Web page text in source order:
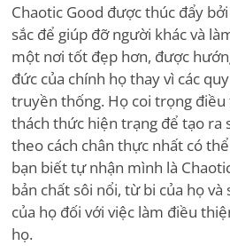
Chaotic Good được thúc đẩy
sắc để giúp đỡ người khác và
một nơi tốt đẹp hơn, được
đức của chính họ thay vì các
truyền thống. Họ coi trọng
thách thức hiện trạng để tạo ra
theo cách chân thực nhất có
bạn biết tự nhận mình là
bản chất sôi nổi, từ bi của họ
của họ đối với việc làm điều
họ.